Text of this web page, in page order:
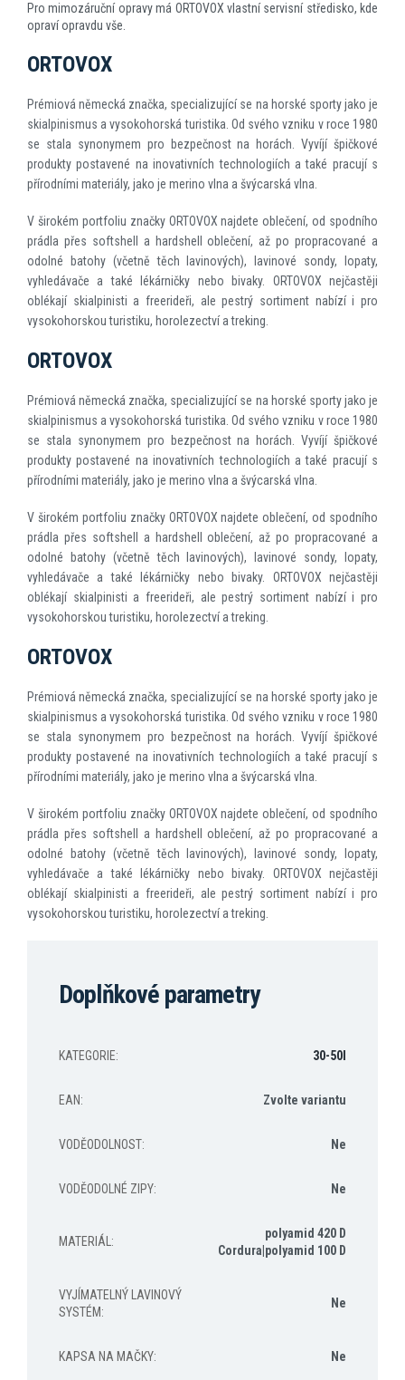
Pro mimozáruční opravy má ORTOVOX vlastní servisní středisko, kde
opraví opravdu vše.
ORTOVOX
Prémiová německá značka, specializující se na horské sporty jako je
skialpinismus a vysokohorská turistika. Od svého vzniku v roce 1980
se stala synonymem pro bezpečnost na horách. Vyvíjí špičkové
produkty postavené na inovativních technologiích a také pracují s
přírodními materiály, jako je merino vlna a švýcarská vlna.
V širokém portfoliu značky ORTOVOX najdete oblečení, od spodního
prádla přes softshell a hardshell oblečení, až po propracované a
odolné batohy (včetně těch lavinových), lavinové sondy, lopaty,
vyhledávače a také lékárničky nebo bivaky. ORTOVOX nejčastěji
oblékají skialpinisti a freerideři, ale pestrý sortiment nabízí i pro
vysokohorskou turistiku, horolezectví a treking.
ORTOVOX
Prémiová německá značka, specializující se na horské sporty jako je
skialpinismus a vysokohorská turistika. Od svého vzniku v roce 1980
se stala synonymem pro bezpečnost na horách. Vyvíjí špičkové
produkty postavené na inovativních technologiích a také pracují s
přírodními materiály, jako je merino vlna a švýcarská vlna.
V širokém portfoliu značky ORTOVOX najdete oblečení, od spodního
prádla přes softshell a hardshell oblečení, až po propracované a
odolné batohy (včetně těch lavinových), lavinové sondy, lopaty,
vyhledávače a také lékárničky nebo bivaky. ORTOVOX nejčastěji
oblékají skialpinisti a freerideři, ale pestrý sortiment nabízí i pro
vysokohorskou turistiku, horolezectví a treking.
ORTOVOX
Prémiová německá značka, specializující se na horské sporty jako je
skialpinismus a vysokohorská turistika. Od svého vzniku v roce 1980
se stala synonymem pro bezpečnost na horách. Vyvíjí špičkové
produkty postavené na inovativních technologiích a také pracují s
přírodními materiály, jako je merino vlna a švýcarská vlna.
V širokém portfoliu značky ORTOVOX najdete oblečení, od spodního
prádla přes softshell a hardshell oblečení, až po propracované a
odolné batohy (včetně těch lavinových), lavinové sondy, lopaty,
vyhledávače a také lékárničky nebo bivaky. ORTOVOX nejčastěji
oblékají skialpinisti a freerideři, ale pestrý sortiment nabízí i pro
vysokohorskou turistiku, horolezectví a treking.
Doplňkové parametry
KATEGORIE: 30-50l
EAN: Zvolte variantu
VODĚODOLNOST: Ne
VODĚODOLNÉ ZIPY: Ne
MATERIÁL :
polyamid 420 D
Cordura|polyamid 100 D
VYJÍMATELNÝ LAVINOVÝ
SYSTÉM:
Ne
KAPSA NA MAČKY: Ne